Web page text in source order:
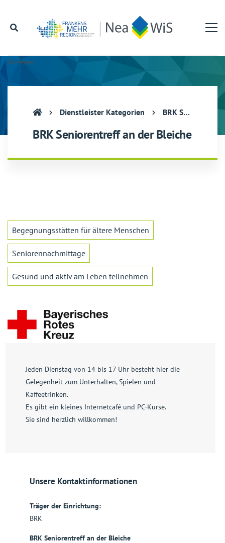
Vorlesen
Dienstleister Kategorien BRK Seniorentreff an der Bleiche
BRK Seniorentreff an der Bleiche
Begegnungsstätten für ältere Menschen
Seniorennachmittage
Gesund und aktiv am Leben teilnehmen
Jeden Dienstag von 14 bis 17 Uhr besteht hier die
Gelegenheit zum Unterhalten, Spielen und
Kaffeetrinken.
Es gibt ein kleines Internetcafé und PC-Kurse.
Sie sind herzlich willkommen!
Unsere Kontaktinformationen
Träger der Einrichtung:
BRK
BRK Seniorentreff an der Bleiche